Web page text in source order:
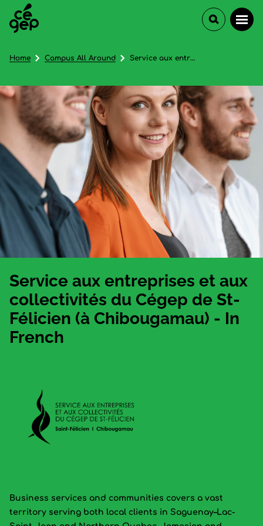
Service aux entreprises et aux
collectivités du Cégep de St-
Félicien (à Chibougamau) - In
French
Business services and communities covers a vast
territory serving both local clients in Saguenay–Lac-
Home Campus All Around Service aux entreprises et aux collectivités du Cégep de St-Félicien (à Chibougamau) - In French